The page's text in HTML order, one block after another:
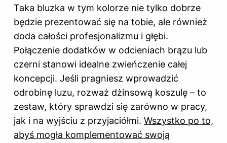
Taka bluzka w tym kolorze nie tylko dobrze
będzie prezentować się na tobie, ale również
doda całości profesjonalizmu i głębi.
Połączenie dodatków w odcieniach brązu lub
czerni stanowi idealne zwieńczenie całej
koncepcji. Jeśli pragniesz wprowadzić
odrobinę luzu, rozważ dżinsową koszulę – to
zestaw, który sprawdzi się zarówno w pracy,
jak i na wyjściu z przyjaciółmi. Wszystko po to,
abyś mogła komplementować swoją